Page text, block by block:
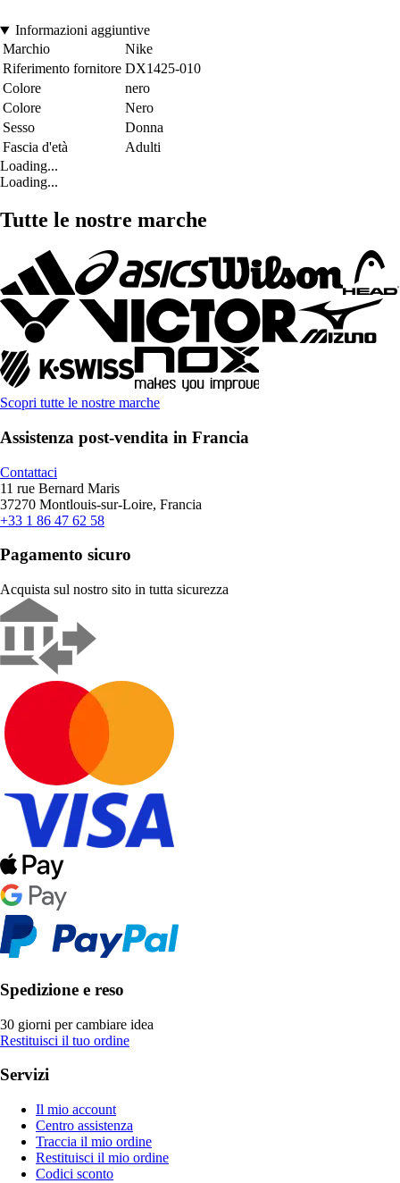
Informazioni aggiuntive
Marchio
Nike
Riferimento fornitore DX1425-010
Colore
nero
Colore
Nero
Sesso
Donna
Fascia d'età
Adulti
Loading...
Loading...
Tutte le nostre marche
Scopri tutte le nostre marche
Assistenza post-vendita in Francia
Contattaci
11 rue Bernard Maris
37270 Montlouis-sur-Loire, Francia
+33 1 86 47 62 58
Pagamento sicuro
Acquista sul nostro sito in tutta sicurezza
Spedizione e reso
30 giorni per cambiare idea
Restituisci il tuo ordine
Servizi
Il mio account
Centro assistenza
Traccia il mio ordine
Restituisci il mio ordine
Codici sconto